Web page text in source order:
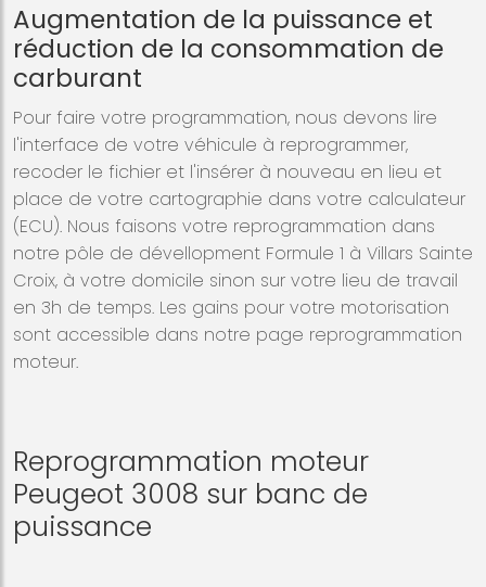
Augmentation de la puissance et
réduction de la consommation de
carburant
Pour faire votre programmation, nous devons lire
l'interface de votre véhicule à reprogrammer,
recoder le fichier et l'insérer à nouveau en lieu et
place de votre cartographie dans votre calculateur
(ECU). Nous faisons votre reprogrammation dans
notre pôle de dévellopment Formule 1 à Villars Sainte
Croix, à votre domicile sinon sur votre lieu de travail
en 3h de temps. Les gains pour votre motorisation
sont accessible dans notre page reprogrammation
moteur.
Reprogrammation moteur
Peugeot 3008 sur banc de
puissance